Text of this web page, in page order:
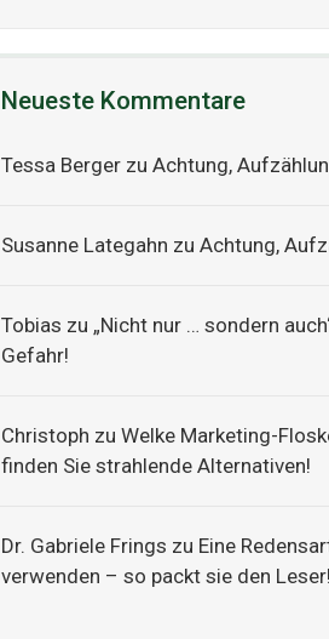
Neueste Kommentare
Tessa Berger zuAchtung,
Susanne Lategahn zuAchtung,
Tobias zu „Nicht nur … sondern
Gefahr!
Christoph zuWelke Marketing-
finden Sie strahlende Alternativen!
Dr. Gabriele Frings zu Eine
verwenden – so packt sie den Leser!